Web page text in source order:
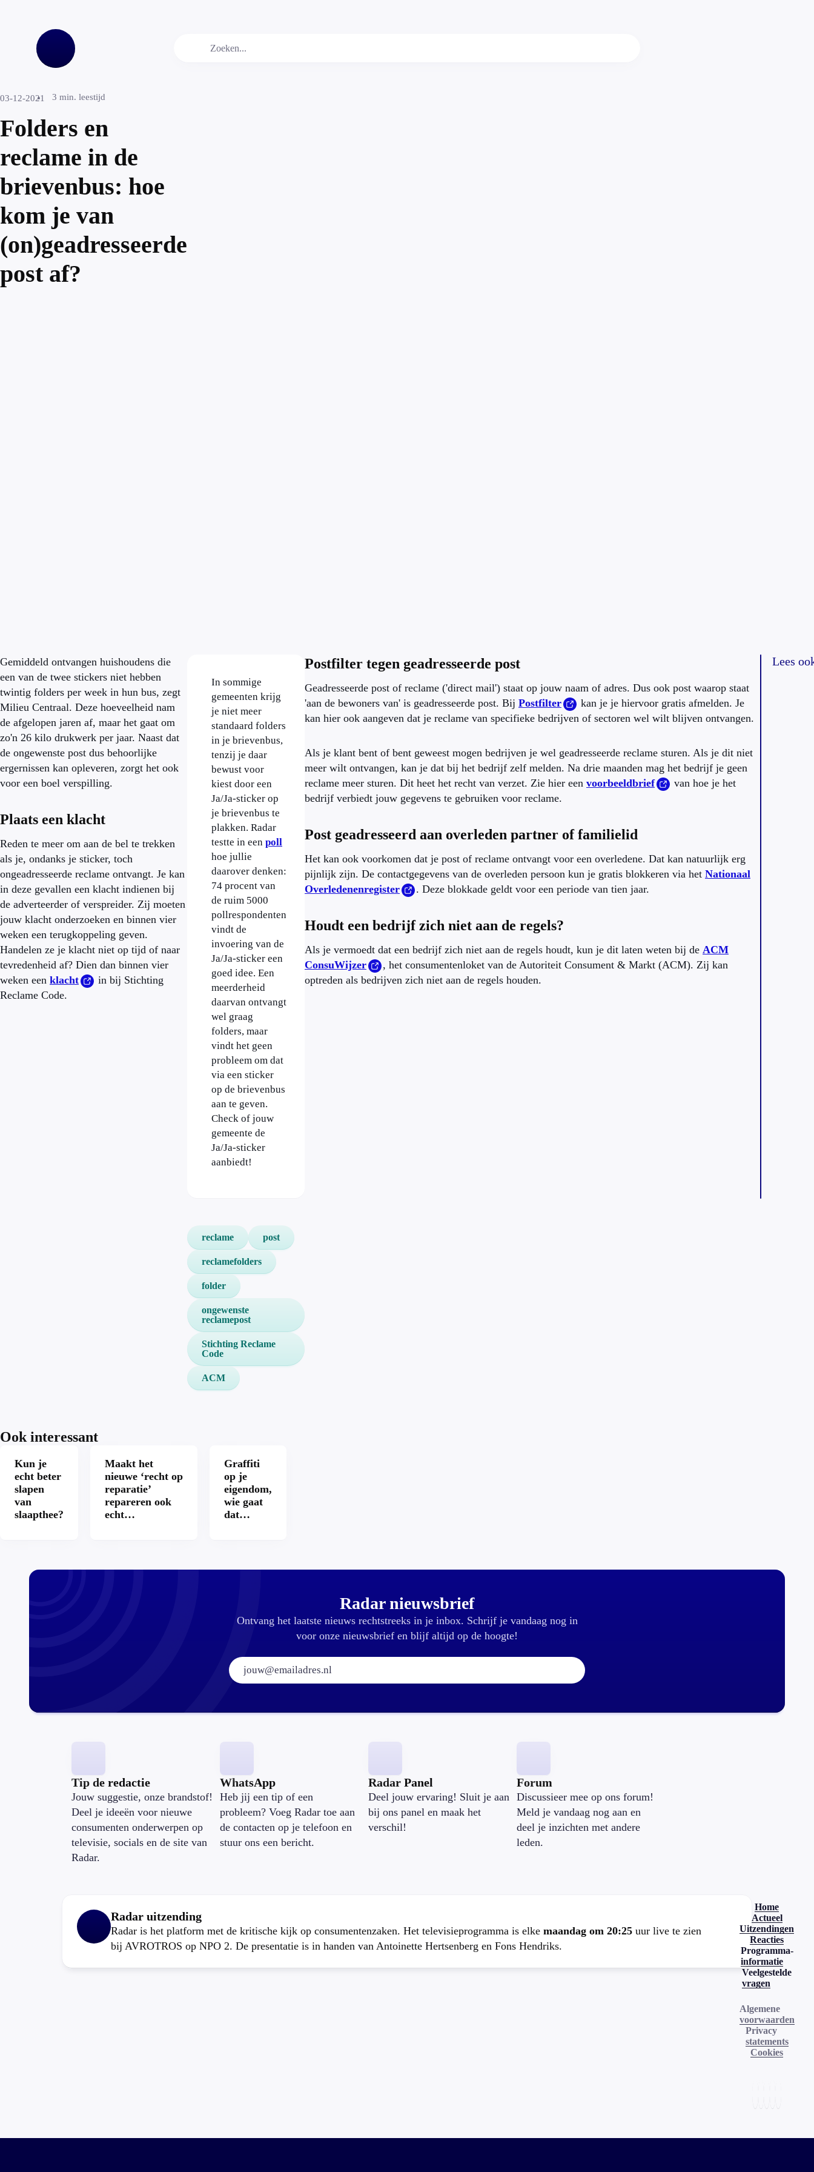
03-12-2021 3 min. leestijd
Folders en
reclame in de
brievenbus: hoe
kom je van
(on)geadresseerde
post af?
Gemiddeld ontvangen huishoudens die
een van de twee stickers niet hebben
twintig folders per week in hun bus, zegt
Milieu Centraal. Deze hoeveelheid nam
de afgelopen jaren af, maar het gaat om
zo'n 26 kilo drukwerk per jaar. Naast dat
de ongewenste post dus behoorlijke
ergernissen kan opleveren, zorgt het ook
voor een boel verspilling.
Plaats een klacht
Reden te meer om aan de bel te trekken
als je, ondanks je sticker, toch
ongeadresseerde reclame ontvangt. Je kan
in deze gevallen een klacht indienen bij
de adverteerder of verspreider. Zij moeten
jouw klacht onderzoeken en binnen vier
weken een terugkoppeling geven.
Handelen ze je klacht niet op tijd of naar
tevredenheid af? Dien dan binnen vier
weken een klacht
in bij Stichting
Reclame Code.
In sommige
gemeenten krijg
je niet meer
standaard folders
in je brievenbus,
tenzij je daar
bewust voor
kiest door een
Ja/Ja-sticker op
je brievenbus te
plakken. Radar
testte in een poll
hoe jullie
daarover denken:
74 procent van
de ruim 5000
pollrespondenten
vindt de
invoering van de
Ja/Ja-sticker een
goed idee. Een
meerderheid
daarvan ontvangt
wel graag
folders, maar
vindt het geen
probleem om dat
via een sticker
op de brievenbus
aan te geven.
Check of jouw
gemeente de
Ja/Ja-sticker
aanbiedt!
Postfilter tegen geadresseerde post
Geadresseerde post of reclame ('direct mail') staat op jouw naam of adres. Dus ook post waarop staat
'aan de bewoners van' is geadresseerde post. Bij Postfilter
kan je je hiervoor gratis afmelden. Je
kan hier ook aangeven dat je reclame van specifieke bedrijven of sectoren wel wilt blijven ontvangen.
Als je klant bent of bent geweest mogen bedrijven je wel geadresseerde reclame sturen. Als je dit niet
meer wilt ontvangen, kan je dat bij het bedrijf zelf melden. Na drie maanden mag het bedrijf je geen
reclame meer sturen. Dit heet het recht van verzet. Zie hier een voorbeeldbrief
van hoe je het
bedrijf verbiedt jouw gegevens te gebruiken voor reclame.
Post geadresseerd aan overleden partner of familielid
Het kan ook voorkomen dat je post of reclame ontvangt voor een overledene. Dat kan natuurlijk erg
pijnlijk zijn. De contactgegevens van de overleden persoon kun je gratis blokkeren via het Nationaal
Overledenenregister
. Deze blokkade geldt voor een periode van tien jaar.
Houdt een bedrijf zich niet aan de regels?
Als je vermoedt dat een bedrijf zich niet aan de regels houdt, kun je dit laten weten bij de ACM
ConsuWijzer
, het consumentenloket van de Autoriteit Consument & Markt (ACM). Zij kan
optreden als bedrijven zich niet aan de regels houden.
Lees
reclame post
reclamefolders
folder
ongewenste
reclamepost
Stichting Reclame
Code
ACM
Ook interessant
Kun je
echt beter
slapen
van
slaapthee?
Maakt het
nieuwe ‘recht op
reparatie’
repareren ook
echt
Graffiti
op je
eigendom,
wie gaat
dat
Radar nieuwsbrief
Ontvang het laatste nieuws rechtstreeks in je inbox. Schrijf je vandaag nog in
voor onze nieuwsbrief en blijf altijd op de hoogte!
E-mailadres:
Tip de redactie
Jouw suggestie, onze brandstof!
Deel je ideeën voor nieuwe
consumenten onderwerpen op
televisie, socials en de site van
Radar.
WhatsApp
Heb jij een tip of een
probleem? Voeg Radar toe aan
de contacten op je telefoon en
stuur ons een bericht.
Radar Panel
Deel jouw ervaring! Sluit je aan
bij ons panel en maak het
verschil!
Forum
Discussieer mee op ons forum!
Meld je vandaag nog aan en
deel je inzichten met andere
leden.
Radar uitzending
Radar is het platform met de kritische kijk op consumentenzaken. Het televisieprogramma is elke maandag om 20:25 uur live te zien
bij AVROTROS op NPO 2. De presentatie is in handen van Antoinette Hertsenberg en Fons Hendriks.
Home
Actueel
Uitzendingen
Reacties
Programma-
informatie
Veelgestelde
vragen
Algemene
voorwaarden
Privacy
statements
Cookies